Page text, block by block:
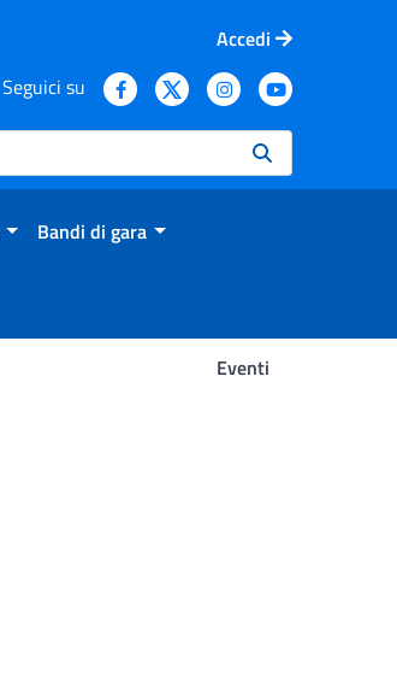
Accedi
Seguici su
Bandi di gara
Eventi